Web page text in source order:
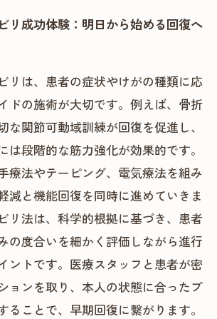
リ成功体験：明日から始める回復へ
リは、患者の症状やけがの種類に応
ドの施術が大切です。例えば、骨折
な関節可動域訓練が回復を促進し、
は段階的な筋力強化が効果的です。
療法やテーピング、電気療法を組み
減と機能回復を同時に進めていきま
リ法は、科学的根拠に基づき、患者
の度合いを細かく評価しながら進行
ントです。医療スタッフと患者が密
ョンを取り、本人の状態に合ったプ
ることで、早期回復に繋がります。